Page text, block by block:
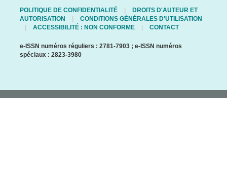
POLITIQUE DE CONFIDENTIALITÉ
DROITS D'AUTEUR ET
AUTORISATION
CONDITIONS GÉNÉRALES D'UTILISATION
ACCESSIBILITÉ : NON CONFORME
CONTACT
e-ISSN numéros réguliers : 2781-7903 ; e-ISSN numéros
spéciaux : 2823-3980